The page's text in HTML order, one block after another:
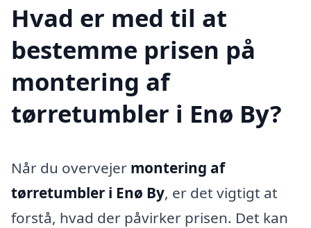
Hvad er med til at
bestemme prisen på
montering af
tørretumbler i Enø By?
Når du overvejer montering af
tørretumbler i Enø By, er det vigtigt at
forstå, hvad der påvirker prisen. Det kan